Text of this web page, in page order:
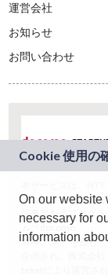
運営会社
お知らせ
お問い合わせ
ドコモグループの新
規事業創出プログラ
ム「docomo
STARTUP」を通じて
On our website
necessary for
information